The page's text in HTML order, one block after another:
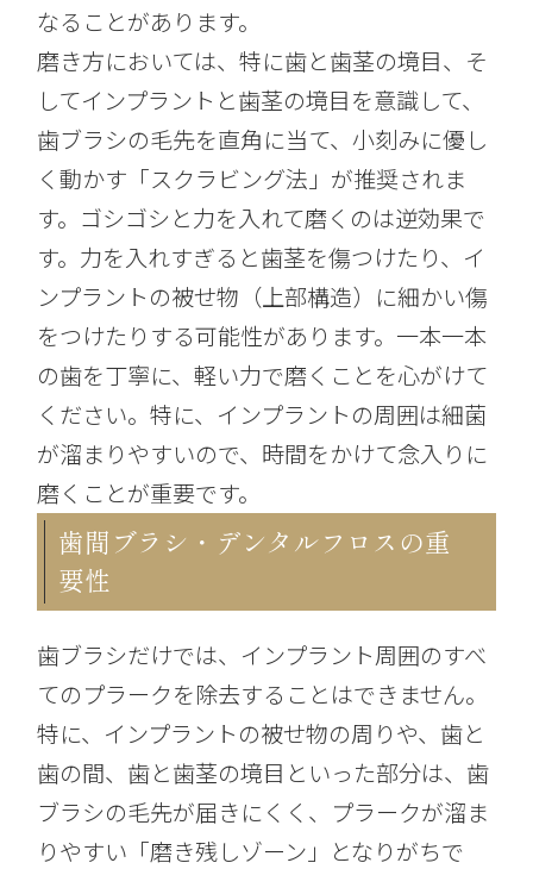
なることがあります。
磨き方においては、特に歯と歯茎の境目、そ
してインプラントと歯茎の境目を意識して、
歯ブラシの毛先を直角に当て、小刻みに優し
く動かす「スクラビング法」が推奨されま
す。ゴシゴシと力を入れて磨くのは逆効果で
す。力を入れすぎると歯茎を傷つけたり、イ
ンプラントの被せ物（上部構造）に細かい傷
をつけたりする可能性があります。一本一本
の歯を丁寧に、軽い力で磨くことを心がけて
ください。特に、インプラントの周囲は細菌
が溜まりやすいので、時間をかけて念入りに
磨くことが重要です。
歯間ブラシ・デンタルフロスの重
要性
歯ブラシだけでは、インプラント周囲のすべ
てのプラークを除去することはできません。
特に、インプラントの被せ物の周りや、歯と
歯の間、歯と歯茎の境目といった部分は、歯
ブラシの毛先が届きにくく、プラークが溜ま
りやすい「磨き残しゾーン」となりがちで